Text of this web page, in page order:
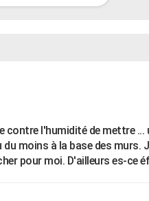
l'humidité de mettre ...
moins à la base des murs.
pour moi. D'ailleurs es-ce